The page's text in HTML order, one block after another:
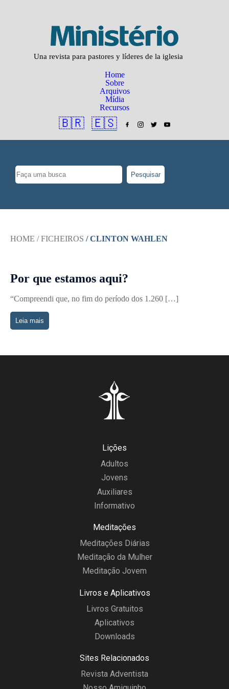
Una revista para pastores y líderes de la iglesia
Home
Sobre
Arquivos
Mídia
Recursos
🇧🇷 🇪🇸
Pesquisar
HOME / FICHEIROS / CLINTON WAHLEN
Por que estamos aqui?
“Compreendi que, no fim do período dos 1.260 […]
Leia mais
Lições
Adultos
Jovens
Auxiliares
Informativo
Meditações
Meditações Diárias
Meditação da Mulher
Meditação Jovem
Livros e Aplicativos
Livros Gratuitos
Aplicativos
Downloads
Sites Relacionados
Revista Adventista